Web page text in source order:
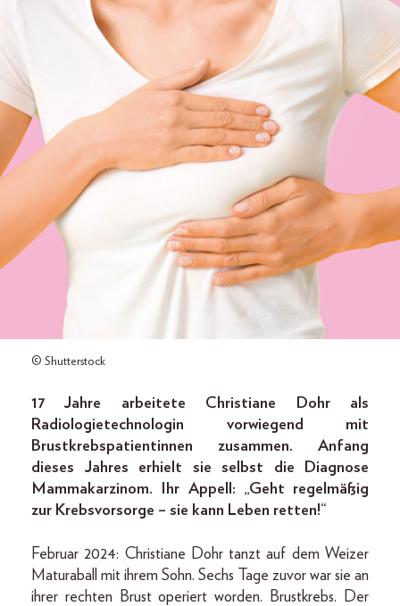
© Shutterstock
17 Jahre arbeitete Christiane Dohr als
Radiologietechnologin vorwiegend mit
Brustkrebspatientinnen zusammen. Anfang
dieses Jahres erhielt sie selbst die Diagnose
Mammakarzinom. Ihr Appell: „Geht regelmäßig
zur Krebsvorsorge – sie kann Leben retten!“
Februar 2024: Christiane Dohr tanzt auf dem Weizer
Maturaball mit ihrem Sohn. Sechs Tage zuvor war sie an
ihrer rechten Brust operiert worden. Brustkrebs. Der